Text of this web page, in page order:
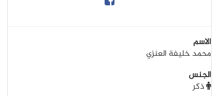
الاسم
محمد خليفة العنزي
الجنس
ذكر